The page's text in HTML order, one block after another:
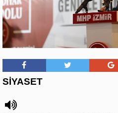
SİYASET